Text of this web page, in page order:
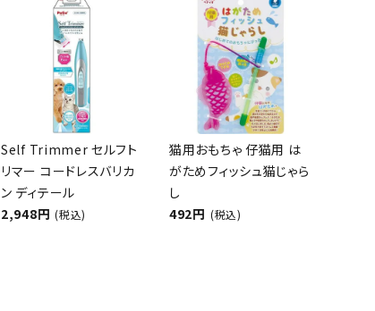
Self Trimmer セルフト
リマー コードレスバリカ
ン ディテール
2,948円 (税込)
猫用おもちゃ 仔猫用 は
がためフィッシュ猫じゃら
し
492円 (税込)